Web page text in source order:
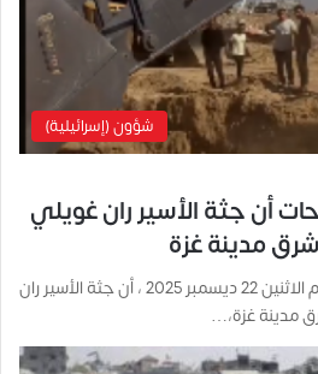
شؤون (إسرائيلية)
أن جثة الأسير ران غويلي
مدينة غزة
رجحت تقديرات “اسرائيلية” اليوم الاثنين 22 ديسمبر 2025 ، أن جثة الأسير ران
مدينة غزة،…